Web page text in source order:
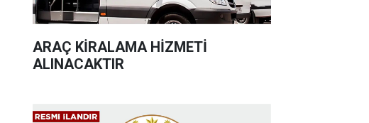
ARAÇ KİRALAMA HİZMETİ
ALINACAKTIR